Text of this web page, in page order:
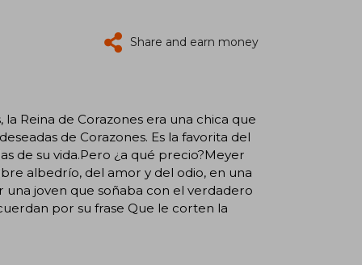
Share and earn money
Reina de Corazones era una chica que
de Corazones. Es la favorita del
de su vida.Pero ¿a qué precio?Meyer
albedrío, del amor y del odio, en una
una joven que soñaba con el verdadero
por su frase Que le corten la